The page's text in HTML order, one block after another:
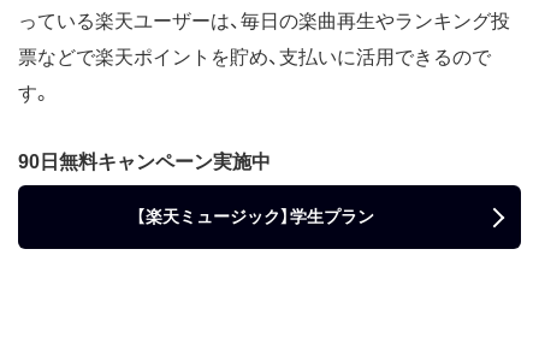
っている楽天ユーザーは、毎日の楽曲再生やランキング投
票などで楽天ポイントを貯め、支払いに活用できるので
す。
90日無料キャンペーン実施中
【楽天ミュージック】学生プラン